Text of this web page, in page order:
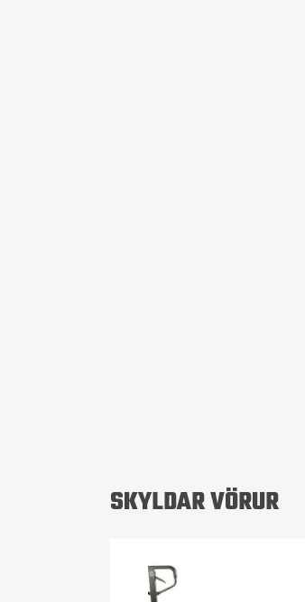
SKYLDAR VÖRUR